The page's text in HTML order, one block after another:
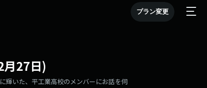
プラン変更
月27日)
輝いた、平工業高校のメンバーにお話を伺